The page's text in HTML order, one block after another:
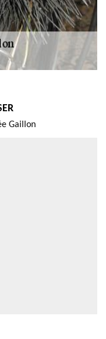
Gaillon